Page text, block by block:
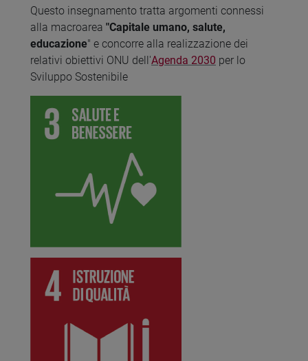
Questo insegnamento tratta argomenti connessi
alla macroarea "Capitale umano, salute,
educazione" e concorre alla realizzazione dei
relativi obiettivi ONU dell'Agenda 2030 per lo
Sviluppo Sostenibile